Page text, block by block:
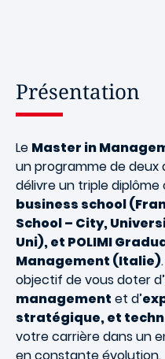
Présentation
Le Master in
un programme de deux
délivre un triple
business school
School – City,
Uni), et POLIMI
Management (Italie)
objectif de vous doter
management et d’
stratégique, et
votre carrière dans un